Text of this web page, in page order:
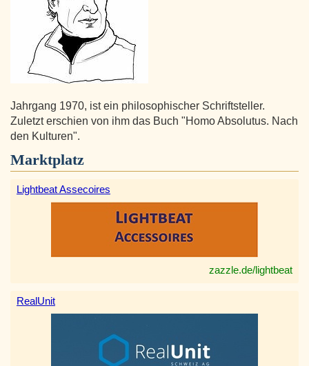
Jahrgang 1970, ist ein philosophischer Schriftsteller.
Zuletzt erschien von ihm das Buch "Homo Absolutus. Nach
den Kulturen".
Marktplatz
Lightbeat Assecoires
zazzle.de/lightbeat
RealUnit